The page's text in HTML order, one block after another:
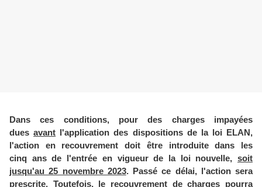
Dans ces conditions, pour des charges impayées
duesavant l'application des dispositions de la loi ELAN,
l'action en recouvrement doit être introduite dans les
cinq ans de l'entrée en vigueur de la loi nouvelle, soit
jusqu'au 25 novembre 2023. Passé ce délai, l'action sera
prescrite. Toutefois, le recouvrement de charges pourra